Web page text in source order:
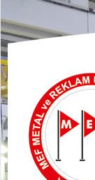
займ онлайн